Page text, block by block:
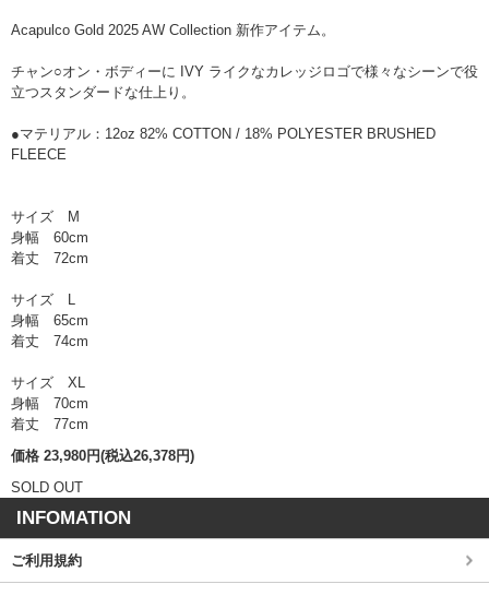
Acapulco Gold 2025 AW Collection 新作アイテム。
チャン○オン・ボディーに IVY ライクなカレッジロゴで様々なシーンで役
立つスタンダードな仕上り。
●マテリアル：12oz 82% COTTON / 18% POLYESTER BRUSHED
FLEECE
サイズ M
身幅 60cm
着丈 72cm
サイズ L
身幅 65cm
着丈 74cm
サイズ XL
身幅 70cm
着丈 77cm
価格 23,980円(税込26,378円)
SOLD OUT
INFOMATION
ご利用規約